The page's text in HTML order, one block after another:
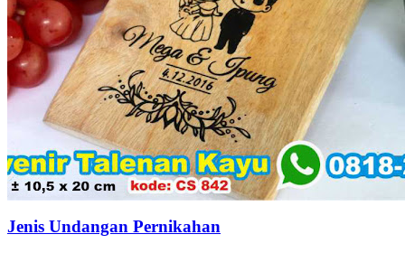
Jenis Undangan Pernikahan